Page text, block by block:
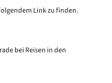
Link zu finden.
bei Reisen in den